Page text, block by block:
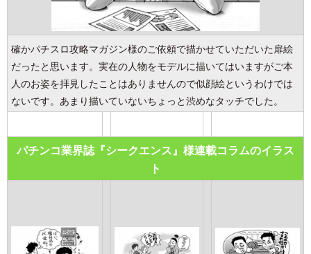
確かパチスロ攻略マガジン様のご依頼で描かせていただいた扉絵
だったと思います。実在の人物をモデルに描いてはいますがご本
人のお姿を拝見したことはありませんので似顔絵というわけでは
ないです。あまり描いていないちょっと渋めなタッチでした。
パチンコ業界誌『シークエンス』様連載コラムのイラス
ト